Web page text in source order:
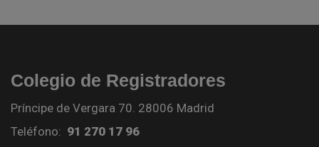
Colegio de Registradores
Príncipe de Vergara 70. 28006 Madrid
Teléfono: 91 270 17 96